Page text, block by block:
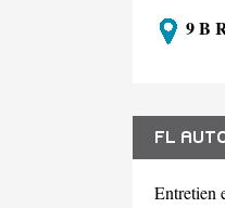
9 B
FL
Entretien